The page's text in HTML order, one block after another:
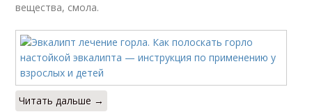
вещества, смола.
Читать дальше →